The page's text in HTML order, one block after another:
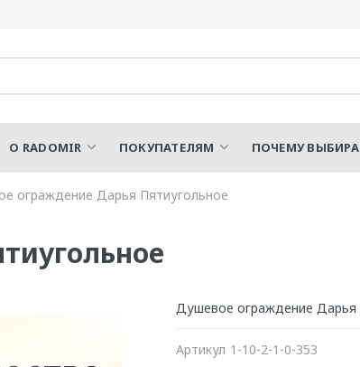
О RADOMIR ПОКУПАТЕЛЯМ ПОЧЕМУ
ограждение Дарья Пятиугольное
Душевое ограждение Дарья
Артикул 1-10-2-1-0-353